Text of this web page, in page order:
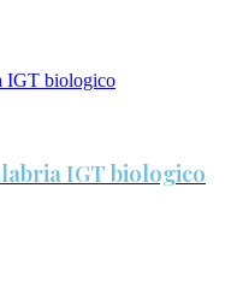
IGT biologico